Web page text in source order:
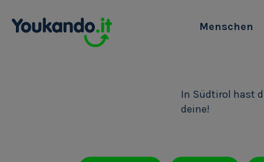
Menschen
In Südtirol hast
deine!